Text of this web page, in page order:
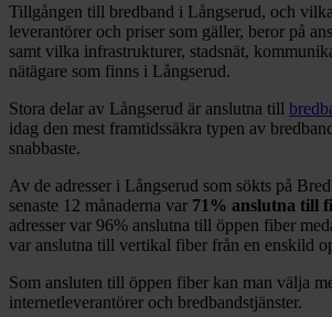
Tillgången till bredband i Långserud, och
leverantörer och priser som gäller, beror på
samt vilka infrastrukturer, stadsnät,
nätägare som finns i Långserud.
Stora delar av Långserud är anslutna till
idag den mest framtidssäkra typen av
snabbaste.
Av de adresser i Långserud som sökts på
senaste 12 månaderna var 71% anslutna till
adresser var 96% anslutna till öppen fiber
var anslutna till vertikal fiber från en enskild
Som ansluten till öppen fiber kan man välja
internetleverantörer och bredbandstjänster.